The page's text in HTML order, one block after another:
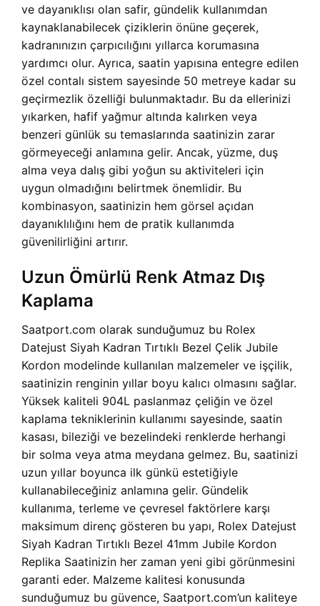
ve dayanıklısı olan safir, gündelik kullanımdan
kaynaklanabilecek çiziklerin önüne geçerek,
kadranınızın çarpıcılığını yıllarca korumasına
yardımcı olur. Ayrıca, saatin yapısına entegre edilen
özel contalı sistem sayesinde 50 metreye kadar su
geçirmezlik özelliği bulunmaktadır. Bu da ellerinizi
yıkarken, hafif yağmur altında kalırken veya
benzeri günlük su temaslarında saatinizin zarar
görmeyeceği anlamına gelir. Ancak, yüzme, duş
alma veya dalış gibi yoğun su aktiviteleri için
uygun olmadığını belirtmek önemlidir. Bu
kombinasyon, saatinizin hem görsel açıdan
dayanıklılığını hem de pratik kullanımda
güvenilirliğini artırır.
Uzun Ömürlü Renk Atmaz Dış
Kaplama
Saatport.com olarak sunduğumuz bu Rolex
Datejust Siyah Kadran Tırtıklı Bezel Çelik Jubile
Kordon modelinde kullanılan malzemeler ve işçilik,
saatinizin renginin yıllar boyu kalıcı olmasını sağlar.
Yüksek kaliteli 904L paslanmaz çeliğin ve özel
kaplama tekniklerinin kullanımı sayesinde, saatin
kasası, bileziği ve bezelindeki renklerde herhangi
bir solma veya atma meydana gelmez. Bu, saatinizi
uzun yıllar boyunca ilk günkü estetiğiyle
kullanabileceğiniz anlamına gelir. Gündelik
kullanıma, terleme ve çevresel faktörlere karşı
maksimum direnç gösteren bu yapı, Rolex Datejust
Siyah Kadran Tırtıklı Bezel 41mm Jubile Kordon
Replika Saatinizin her zaman yeni gibi görünmesini
garanti eder. Malzeme kalitesi konusunda
sunduğumuz bu güvence, Saatport.com’un kaliteye